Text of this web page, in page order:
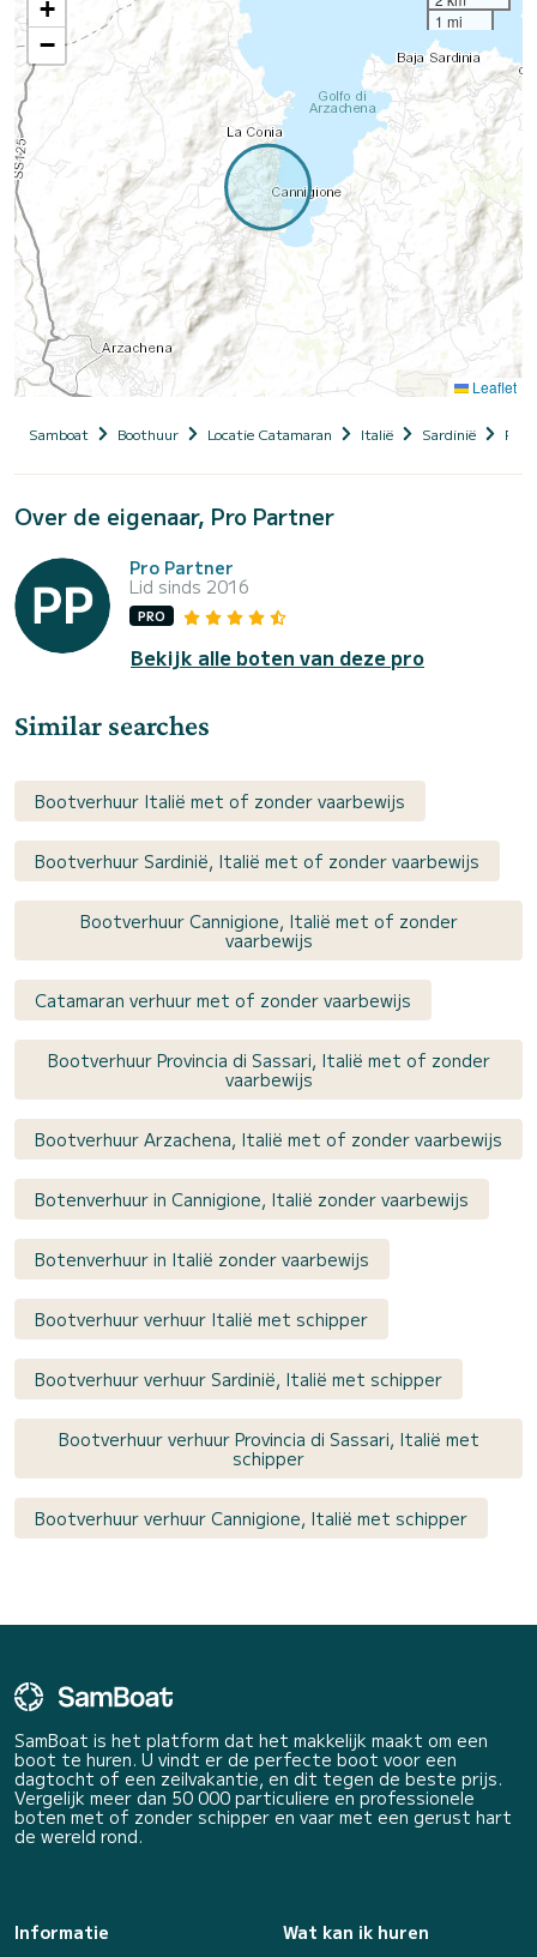
+
−
1 mi
Leaflet
Samboat Boothuur Locatie Catamaran Italië Sardinië
Over de eigenaar, Pro Partner
Pro Partner
Lid sinds 2016
PRO
Bekijk alle boten van deze pro
Similar searches
Bootverhuur Italië met of zonder vaarbewijs
Bootverhuur Sardinië, Italië met of zonder vaarbewijs
Bootverhuur Cannigione, Italië met of zonder
vaarbewijs
Catamaran verhuur met of zonder vaarbewijs
Bootverhuur Provincia di Sassari, Italië met of zonder
vaarbewijs
Bootverhuur Arzachena, Italië met of zonder vaarbewijs
Botenverhuur in Cannigione, Italië zonder vaarbewijs
Botenverhuur in Italië zonder vaarbewijs
Bootverhuur verhuur Italië met schipper
Bootverhuur verhuur Sardinië, Italië met schipper
Bootverhuur verhuur Provincia di Sassari, Italië met
schipper
Bootverhuur verhuur Cannigione, Italië met schipper
SamBoat is het platform dat het makkelijk maakt om een
boot te huren. U vindt er de perfecte boot voor een
dagtocht of een zeilvakantie, en dit tegen de beste prijs.
Vergelijk meer dan 50 000 particuliere en professionele
boten met of zonder schipper en vaar met een gerust hart
de wereld rond.
Informatie
Wat kan ik huren